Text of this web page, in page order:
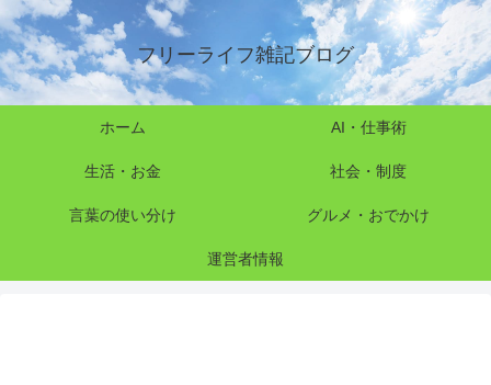
フリーライフ雑記ブログ
ホーム AI・仕事術
生活・お金 社会・制度
言葉の使い分け グルメ・おでかけ
運営者情報